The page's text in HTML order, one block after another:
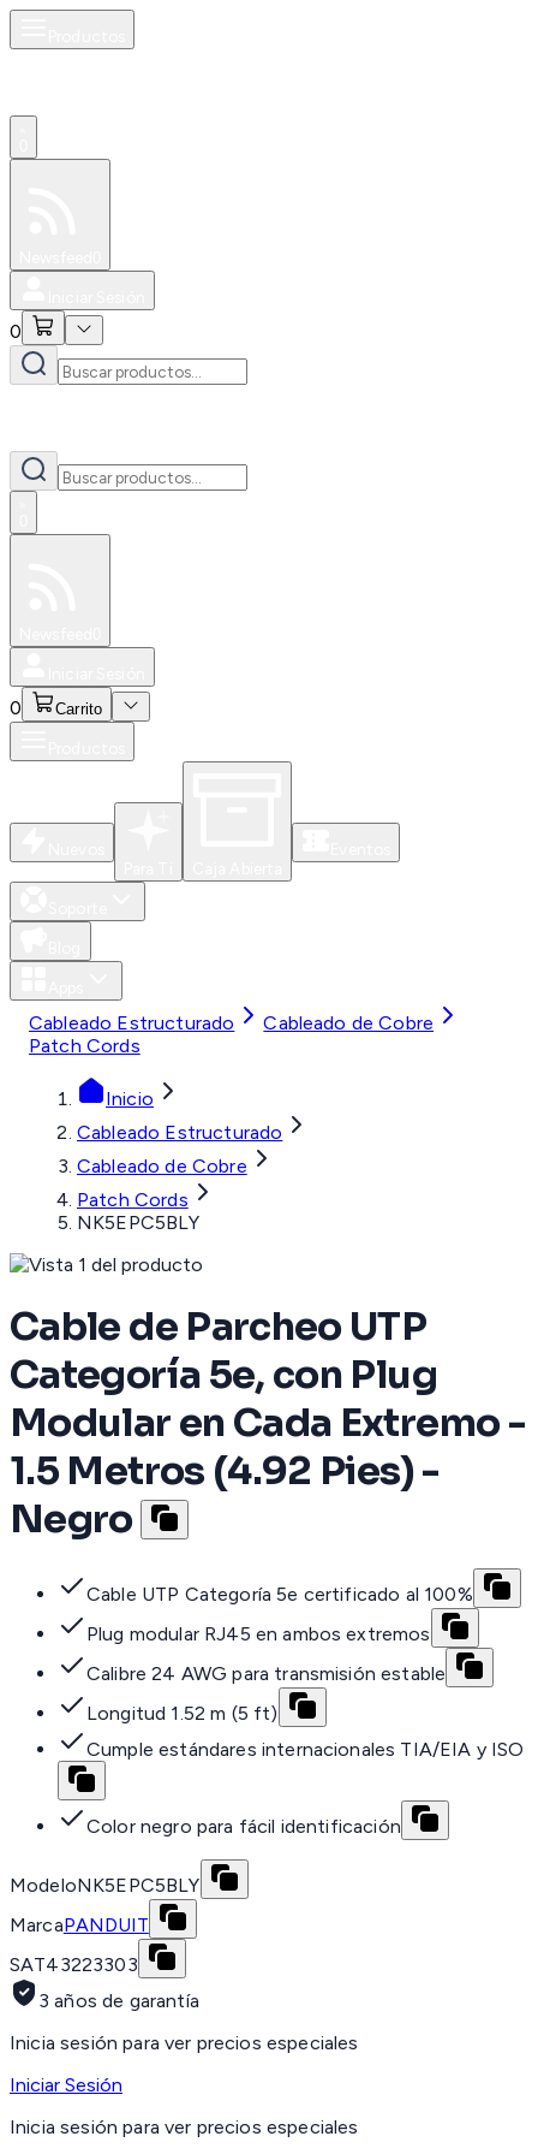
0
0 Carrito
Cableado Estructurado
Cableado de Cobre
Patch Cords
Inicio
Cableado Estructurado
Cableado de Cobre
Patch Cords
NK5EPC5BLY
Cable de Parcheo UTP
Categoría 5e, con Plug
Modular en Cada Extremo -
1.5 Metros (4.92 Pies) -
Negro
Cable UTP Categoría 5e certificado al 100%
Plug modular RJ45 en ambos extremos
Calibre 24 AWG para transmisión estable
Longitud 1.52 m (5 ft)
Cumple estándares internacionales TIA/EIA y ISO
Color negro para fácil identificación
ModeloNK5EPC5BLY
MarcaPANDUIT
SAT43223303
3 años de garantía
Inicia sesión para ver precios especiales
Iniciar Sesión
Inicia sesión para ver precios especiales